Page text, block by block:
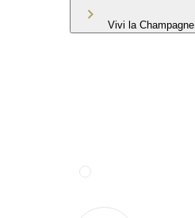
Vivi la Champagne